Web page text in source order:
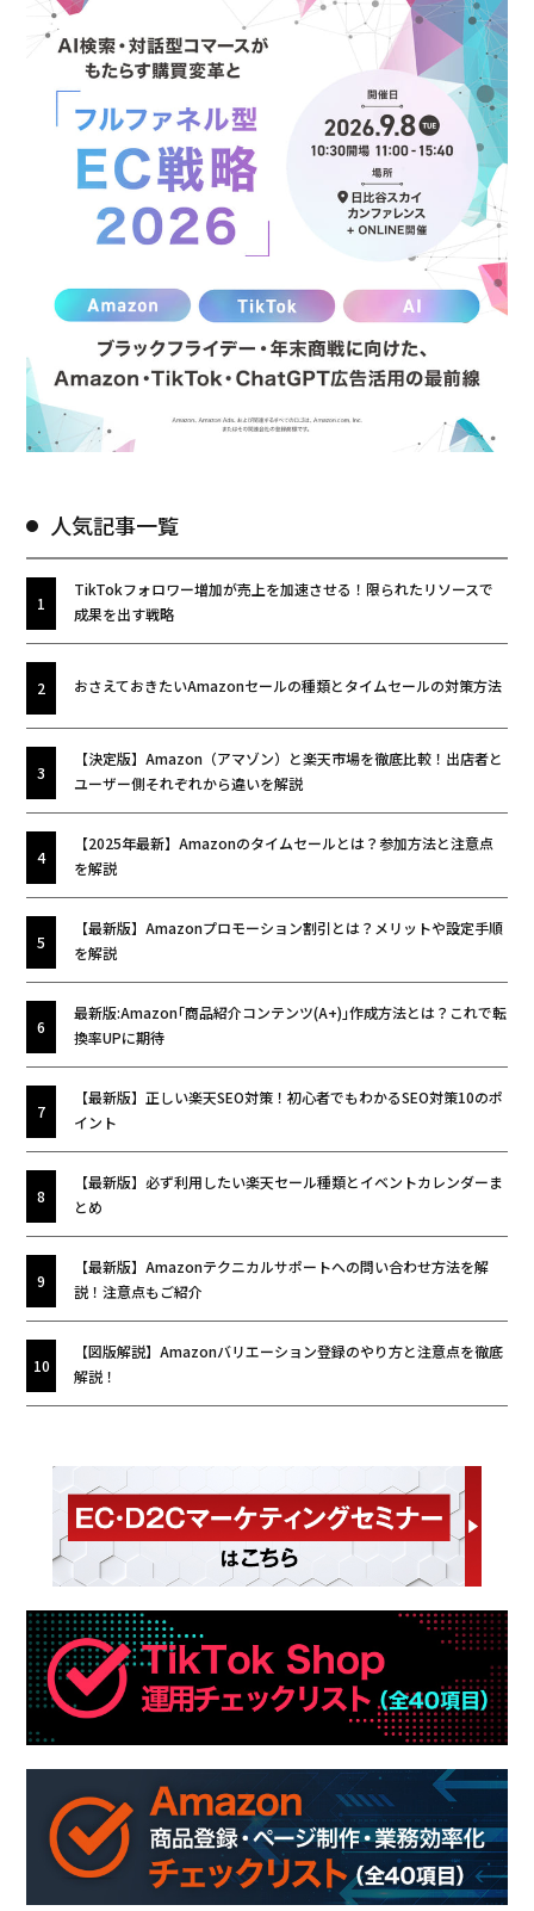
人気記事一覧
TikTokフォロワー増加が売上を加速させる！限られたリソースで
成果を出す戦略
おさえておきたいAmazonセールの種類とタイムセールの対策方法
【決定版】Amazon（アマゾン）と楽天市場を徹底比較！出店者と
ユーザー側それぞれから違いを解説
【2025年最新】Amazonのタイムセールとは？参加方法と注意点
を解説
【最新版】Amazonプロモーション割引とは？メリットや設定手順
を解説
最新版:Amazon｢商品紹介コンテンツ(A+)｣作成方法とは？これで転
換率UPに期待
【最新版】正しい楽天SEO対策！初心者でもわかるSEO対策10のポ
イント
【最新版】必ず利用したい楽天セール種類とイベントカレンダーま
とめ
【最新版】Amazonテクニカルサポートへの問い合わせ方法を解
説！注意点もご紹介
【図版解説】Amazonバリエーション登録のやり方と注意点を徹底
解説！